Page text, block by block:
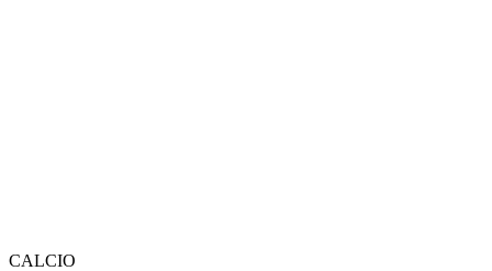
CALCIO